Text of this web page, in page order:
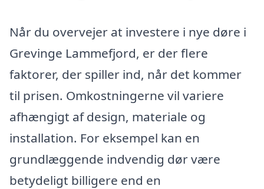
Når du overvejer at investere i nye døre i
Grevinge Lammefjord, er der flere
faktorer, der spiller ind, når det kommer
til prisen. Omkostningerne vil variere
afhængigt af design, materiale og
installation. For eksempel kan en
grundlæggende indvendig dør være
betydeligt billigere end en